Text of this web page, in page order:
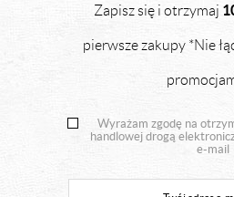
Zapisz się i otrzymaj
pierwsze zakupy *Nie
Wyrażam zgodę na
handlowej drogą
e-mail